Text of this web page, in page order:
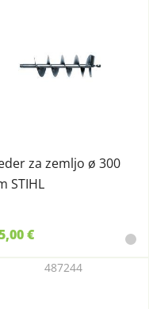
za zemljo ø 300
STIHL
€
487244